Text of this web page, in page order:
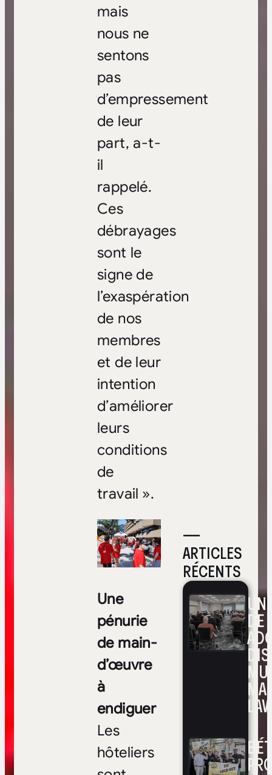
—
ARTICLES
RÉCENTS
DE
mais
nous ne
sentons
pas
d’empressement
de leur
part, a-t-
il
rappelé.
Ces
débrayages
sont le
signe de
l’exaspération
de nos
membres
et de leur
intention
d’améliorer
leurs
conditions
de
travail ».
Une
pénurie
de main-
d’œuvre
à
endiguer
Les
hôteliers